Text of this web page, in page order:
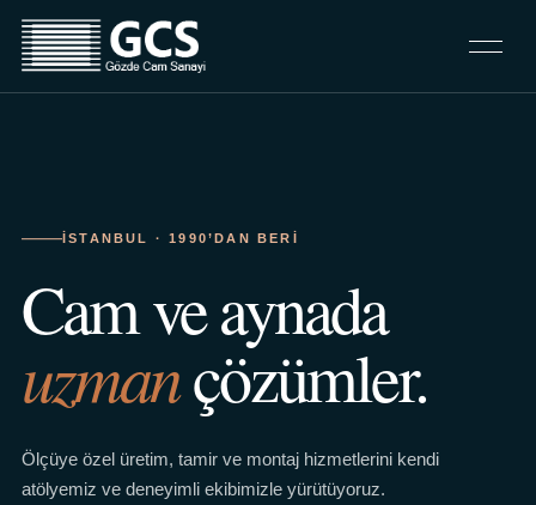
İSTANBUL · 1990’DAN BERI
Cam ve aynada
uzmançözümler.
Ölçüye özel üretim, tamir ve montaj hizmetlerini kendi
atölyemiz ve deneyimli ekibimizle yürütüyoruz.